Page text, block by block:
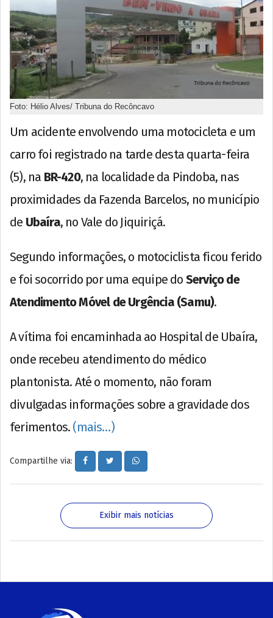
Foto: Hélio Alves/ Tribuna do Recôncavo
Um acidente envolvendo uma motocicleta e um
carro foi registrado na tarde desta quarta-feira
(5), na BR-420, na localidade da Pindoba, nas
proximidades da Fazenda Barcelos, no município
de Ubaíra, no Vale do Jiquiriçá.
Segundo informações, o motociclista ficou ferido
e foi socorrido por uma equipe do Serviço de
Atendimento Móvel de Urgência (Samu).
A vítima foi encaminhada ao Hospital de Ubaíra,
onde recebeu atendimento do médico
plantonista. Até o momento, não foram
divulgadas informações sobre a gravidade dos
ferimentos. (mais…)
Compartilhe via:
Exibir mais notícias